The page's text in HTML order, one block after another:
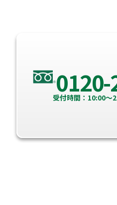
受付時間：10:00～